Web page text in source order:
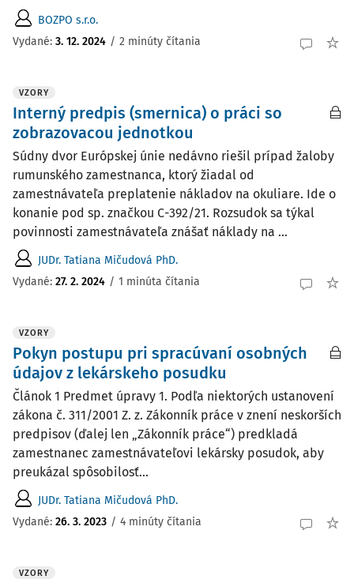
BOZPO s.r.o.
Vydané: 3. 12. 2024 / 2 minúty čítania
VZORY
Interný predpis (smernica) o práci so
zobrazovacou jednotkou
Súdny dvor Európskej únie nedávno riešil prípad žaloby
rumunského zamestnanca, ktorý žiadal od
zamestnávateľa preplatenie nákladov na okuliare. Ide o
konanie pod sp. značkou C-392/21. Rozsudok sa týkal
povinnosti zamestnávateľa znášať náklady na ...
JUDr. Tatiana Mičudová PhD.
Vydané: 27. 2. 2024 / 1 minúta čítania
VZORY
Pokyn postupu pri spracúvaní osobných
údajov z lekárskeho posudku
Článok 1 Predmet úpravy 1. Podľa niektorých ustanovení
zákona č. 311/2001 Z. z. Zákonník práce v znení neskorších
predpisov (ďalej len „Zákonník práce“) predkladá
zamestnanec zamestnávateľovi lekársky posudok, aby
preukázal spôsobilosť...
JUDr. Tatiana Mičudová PhD.
Vydané: 26. 3. 2023 / 4 minúty čítania
VZORY